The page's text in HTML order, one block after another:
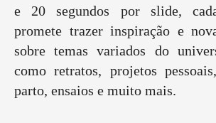
e 20 segundos por slide, cada
promete trazer inspiração e
sobre temas variados do
como retratos, projetos
parto, ensaios e muito mais.